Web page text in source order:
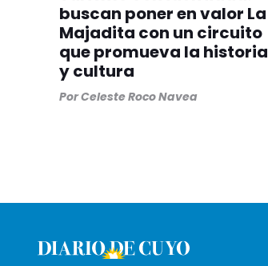
buscan poner en valor La
Majadita con un circuito
que promueva la historia
y cultura
PorCeleste Roco Navea